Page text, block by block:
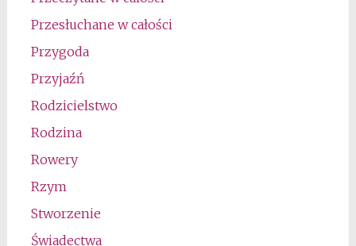
Przesłuchane w całości
Przygoda
Przyjaźń
Rodzicielstwo
Rodzina
Rowery
Rzym
Stworzenie
Świadectwa